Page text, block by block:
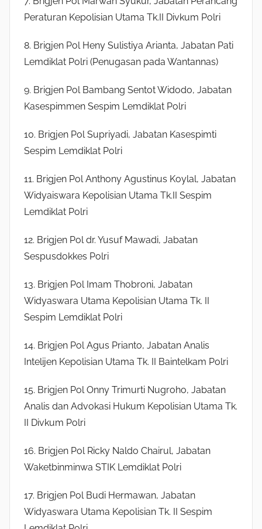
Peraturan Kepolisian Utama Tk.II Divkum Polri
8. Brigjen Pol Heny Sulistiya Arianta, Jabatan Pati
Lemdiklat Polri (Penugasan pada Wantannas)
9. Brigjen Pol Bambang Sentot Widodo, Jabatan
Kasespimmen Sespim Lemdiklat Polri
10. Brigjen Pol Supriyadi, Jabatan Kasespimti
Sespim Lemdiklat Polri
11. Brigjen Pol Anthony Agustinus Koylal, Jabatan
Widyaiswara Kepolisian Utama Tk.II Sespim
Lemdiklat Polri
12. Brigjen Pol dr. Yusuf Mawadi, Jabatan
Sespusdokkes Polri
13. Brigjen Pol Imam Thobroni, Jabatan
Widyaswara Utama Kepolisian Utama Tk. II
Sespim Lemdiklat Polri
14. Brigjen Pol Agus Prianto, Jabatan Analis
Intelijen Kepolisian Utama Tk. II Baintelkam Polri
15. Brigjen Pol Onny Trimurti Nugroho, Jabatan
Analis dan Advokasi Hukum Kepolisian Utama Tk.
II Divkum Polri
16. Brigjen Pol Ricky Naldo Chairul, Jabatan
Waketbinminwa STIK Lemdiklat Polri
17. Brigjen Pol Budi Hermawan, Jabatan
Widyaswara Utama Kepolisian Tk. II Sespim